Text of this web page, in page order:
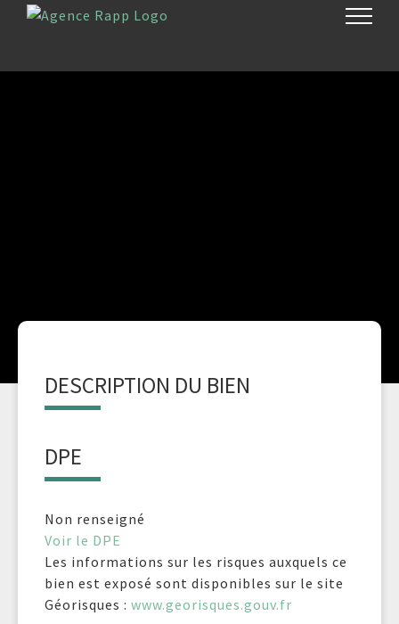
Passer
DESCRIPTION DU BIEN
DPE
Non renseigné
Voir le DPE
Les informations sur les risques auxquels ce
bien est exposé sont disponibles sur le site
Géorisques : www.georisques.gouv.fr